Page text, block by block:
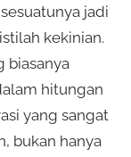
jadi
kekinian.
biasanya
hitungan
yang sangat
bukan hanya